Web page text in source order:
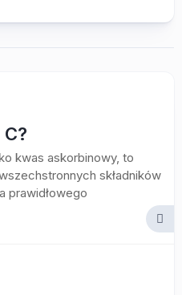
kwas askorbinowy, to
składników
prawidłowego